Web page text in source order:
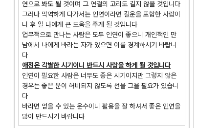
연으로 봐도 될 것이며 그 연결의 고리도 길지 않을 것입니다
그러나 막역하게 다가서는 인연이라면 길운을 포함한 사람이
니 후 일 나에게 큰 도움을 주게 될 것입니다
업무적으로 만나는 사람은 모두 인연이 좋으니 개인적인 만
남에서 나에게 바라는 자가 있으면 이를 경계하시기 바랍니
다
애정은 각별한 시기이니 반드시 사랑을 하게 될 것입니다
인연이 필요한 사람은 너무도 좋은 시기이지만 그렇지 않은
경우는 좋은 운이 허비되지 않도록 선을 그을 필요가 있습니
다
바라면 얻을 수 있는 운수이니 활용을 잘 하셔서 좋은 인연을
많이 만드시기 바랍니다